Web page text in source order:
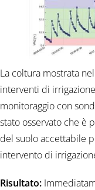
La coltura mostrata
interventi di
monitoraggio con
stato osservato che è
del suolo accettabile
intervento di
Risultato: